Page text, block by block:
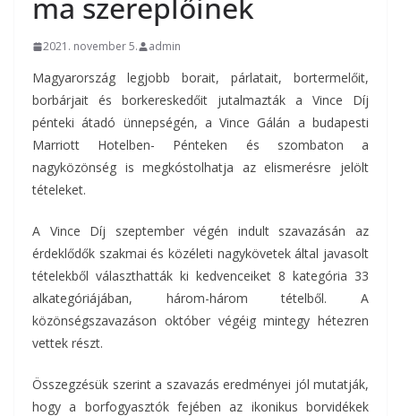
2021. november 5. admin
Magyarország legjobb borait, párlatait, bortermelőit,
borbárjait és borkereskedőit jutalmazták a Vince Díj
pénteki átadó ünnepségén, a Vince Gálán a budapesti
Marriott Hotelben- Pénteken és szombaton a
nagyközönség is megkóstolhatja az elismerésre jelölt
tételeket.
A Vince Díj szeptember végén indult szavazásán az
érdeklődők szakmai és közéleti nagykövetek által javasolt
tételekből választhatták ki kedvenceiket 8 kategória 33
alkategóriájában, három-három tételből. A
közönségszavazáson október végéig mintegy hétezren
vettek részt.
Összegzésük szerint a szavazás eredményei jól mutatják,
hogy a borfogyasztók fejében az ikonikus borvidékek